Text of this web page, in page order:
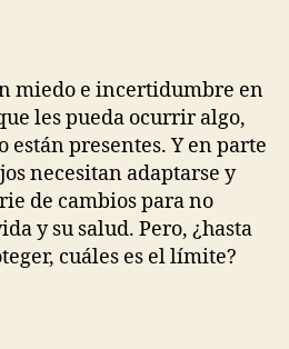
miedo e incertidumbre en
les pueda ocurrir algo,
están presentes. Y en parte
necesitan adaptarse y
de cambios para no
y su salud. Pero, ¿hasta
cuáles es el límite?